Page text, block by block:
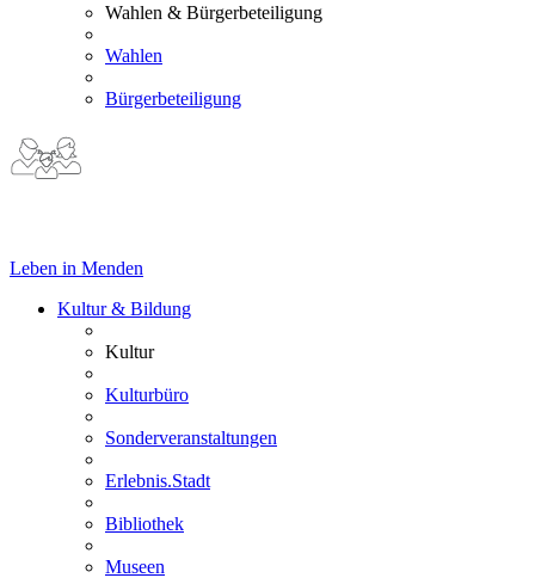
Wahlen & Bürgerbeteiligung
Wahlen
Bürgerbeteiligung
Leben in Menden
Kultur & Bildung
Kultur
Kulturbüro
Sonderveranstaltungen
Erlebnis.Stadt
Bibliothek
Museen